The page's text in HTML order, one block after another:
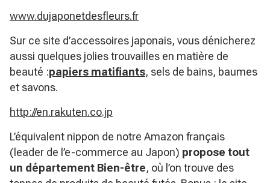
www.dujaponetdesfleurs.fr
Sur ce site d’accessoires japonais, vous dénicherez
aussi quelques jolies trouvailles en matière de
beauté :papiers matifiants, sels de bains, baumes
et savons.
http://en.rakuten.co.jp
L’équivalent nippon de notre Amazon français
(leader de l’e-commerce au Japon) propose tout
un département Bien-être, où l’on trouve des